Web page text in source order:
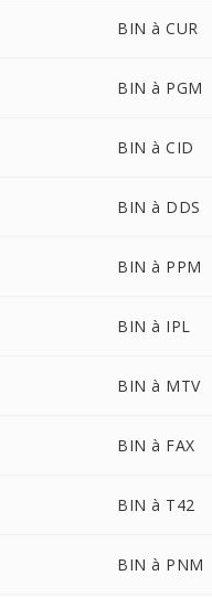
BIN à CUR
BIN à PGM
BIN à CID
BIN à DDS
BIN à PPM
BIN à IPL
BIN à MTV
BIN à FAX
BIN à T42
BIN à PNM